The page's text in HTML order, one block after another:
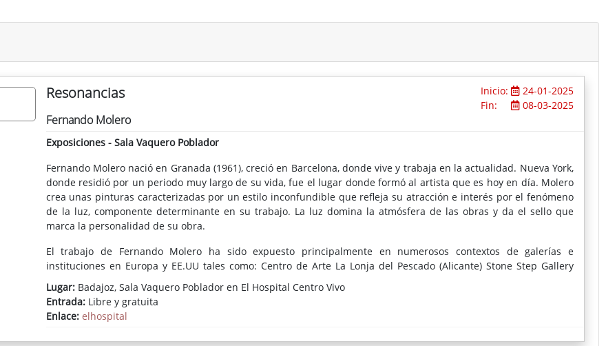
Resonancias Inicio:
24-01-2025
Fin:
08-03-2025
Fernando Molero
Exposiciones - Sala Vaquero Poblador
Fernando Molero nació en Granada (1961), creció en Barcelona, donde vive y trabaja en la actualidad. Nueva York,
donde residió por un periodo muy largo de su vida, fue el lugar donde formó al artista que es hoy en día. Molero
crea unas pinturas caracterizadas por un estilo inconfundible que refleja su atracción e interés por el fenómeno
de la luz, componente determinante en su trabajo. La luz domina la atmósfera de las obras y da el sello que
marca la personalidad de su obra.
El trabajo de Fernando Molero ha sido expuesto principalmente en numerosos contextos de galerías e
instituciones en Europa y EE.UU tales como: Centro de Arte La Lonja del Pescado (Alicante) Stone Step Gallery
(Dublin), Juno Gallery (Nueva York), Bruno Fachetti Gallery (Nueva York), Susan Elley Fine Art (Nueva York), Dumbo
Art Festival (Nueva York), Land Mark Gallery (Tarrytown, NY), Studio Maria Mossens (Bruselas), Associated
American Artists (Nueva York), Art Miami SEFA (Miami), Batista FA(Washington DC) , Knew Gallery (Washington DC),
Centro Nia´s (Washington DC), The Center Art Fordham Gallery - Lincoln Center (Nueva York), Katzen Arts Center
(Washington DC), Hunter College Gallery (Nueva York) Artur Ramon Contemporani (Barcelona), Galeria Alonso
Lugar:Badajoz, Sala Vaquero Poblador en El Hospital Centro Vivo
Entrada:Libre y gratuita
Enlace: elhospital